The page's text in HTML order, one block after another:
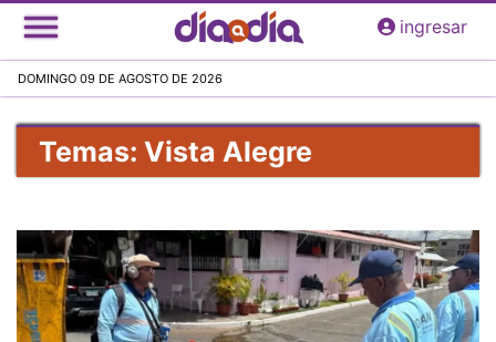
Pasar
al
principal
ingresar
DOMINGO 09 DE AGOSTO DE 2026
Temas: Vista Alegre